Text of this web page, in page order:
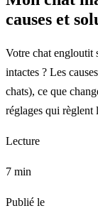
causes et
Votre chat engloutit
intactes ? Les
chats), ce que
réglages qui règlent
Lecture
7 min
Publié le